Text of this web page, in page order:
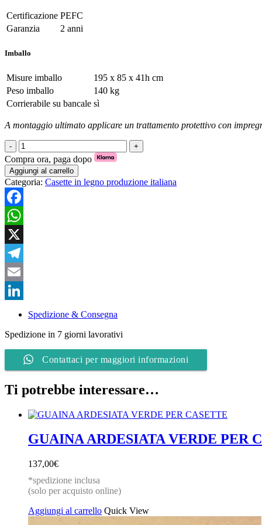
Certificazione PEFC
Garanzia
2 anni
Imballo
Misure imballo
195 x 85 x 41h cm
Peso imballo
140 kg
Corrierabile su bancale sì
A montaggio ultimato applicare un trattamento protettivo con
Casetta
in
legno
addossata
cm
146x98
con
pavimento
e
guaina
quantità
Compra ora, paga dopo
Aggiungi al carrello
Categoria: Casette in legno produzione italiana
Facebook
WhatsApp
X
Telegram
Email
LinkedIn
Spedizione & Consegna
Spedizione in 7 giorni lavorativi
Contattaci per maggiori informazioni
Ti potrebbe interessare…
GUAINA ARDESIATA VERDE PER
137,00€
*spedizione inclusa
(solo per acquisto online)
Aggiungi al carrello Quick View